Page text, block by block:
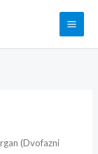
(Dvofazni